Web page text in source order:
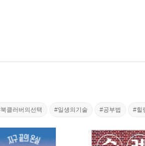
클러버의선택 #일생의기술 #공부법 #힐